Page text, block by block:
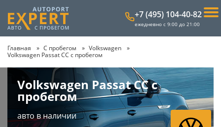
+7 (495) 104-40-82
ежедневно с 9:00 до 21:00
Главная С пробегом
Volkswagen
Volkswagen Passat CC с пробегом
Volkswagen Passat CC с
пробегом
авто в наличии